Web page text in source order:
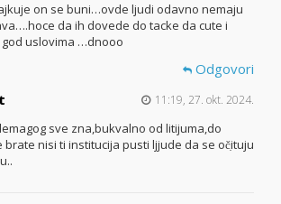
on se buni…ovde ljudi odavno nemaju
da ih dovede do tacke da cute i
uslovima …dnooo
Odgovori
11:19, 27. okt. 2024.
sve zna,bukvalno od litijuma,do
brate nisi ti institucija pusti ljjude da se oč̣ituju